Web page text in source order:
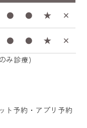
● ● ★ ×
● ● ★
×
み診療)
ト予約・アプリ予約